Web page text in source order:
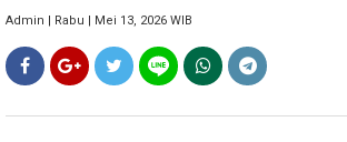
Admin | Rabu | Mei 13, 2026 WIB